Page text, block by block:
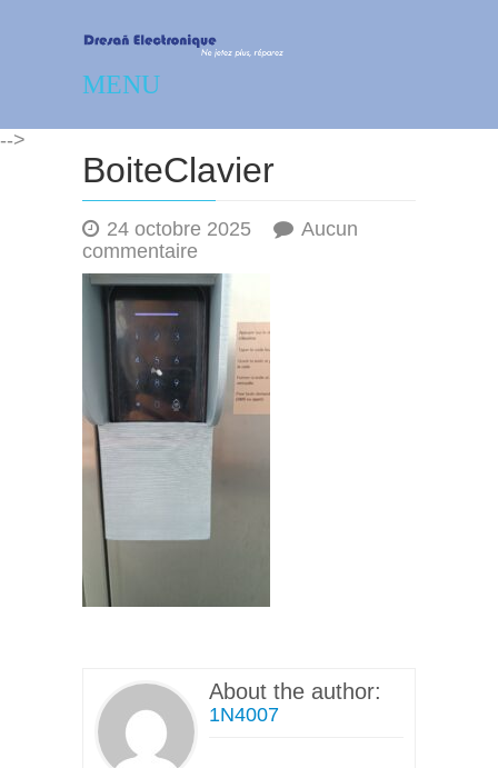
Dresañ Electronique –
Réparation – dépannage
électronique
MENU
-->
BoiteClavier
24 octobre 2025
Aucun
commentaire
BoiteClavier
About the author:
1N4007